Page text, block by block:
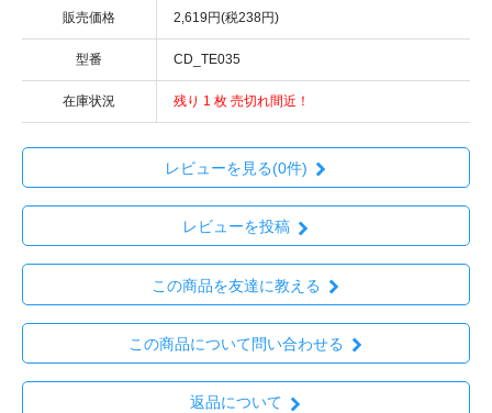
販売価格 2,619円(税238円)
型番 CD_TE035
在庫状況 残り 1 枚 売切れ間近！
レビューを見る(0件)
レビューを投稿
この商品を友達に教える
この商品について問い合わせる
返品について